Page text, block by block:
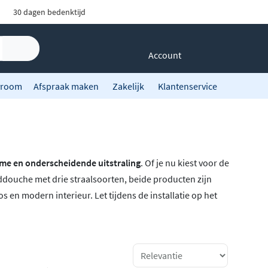
30 dagen bedenktijd
Account
Afspraak maken Zakelijk Klantenservice
en onderscheidende uitstraling. Of je nu kiest voor de
met drie straalsoorten, beide producten zijn
en modern interieur. Let tijdens de installatie op het